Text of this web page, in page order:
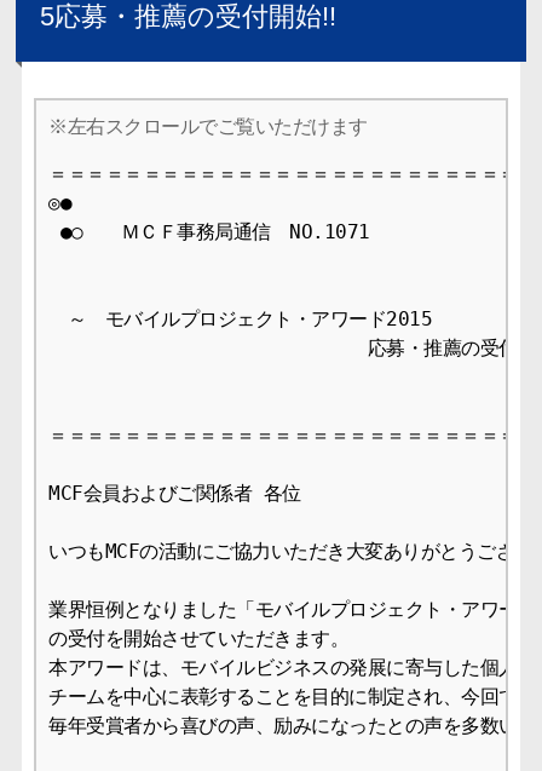
5応募・推薦の受付開始!!
＝＝＝＝＝＝＝＝＝＝＝＝＝＝＝＝＝＝＝＝＝＝＝＝＝
◎●
●○　　ＭＣＦ事務局通信　NO.1071       　　　　
～　モバイルプロジェクト・アワード2015
応募・推薦の受付開始!!
＝＝＝＝＝＝＝＝＝＝＝＝＝＝＝＝＝＝＝＝＝＝＝＝＝
MCF会員およびご関係者 各位
いつもMCFの活動にご協力いただき大変ありがとうござい
業界恒例となりました「モバイルプロジェクト・アワー
の受付を開始させていただきます。
本アワードは、モバイルビジネスの発展に寄与した個人
チームを中心に表彰することを目的に制定され、今回で
毎年受賞者から喜びの声、励みになったとの声を多数い